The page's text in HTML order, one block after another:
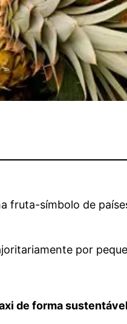
fruta-símbolo de
por
de forma